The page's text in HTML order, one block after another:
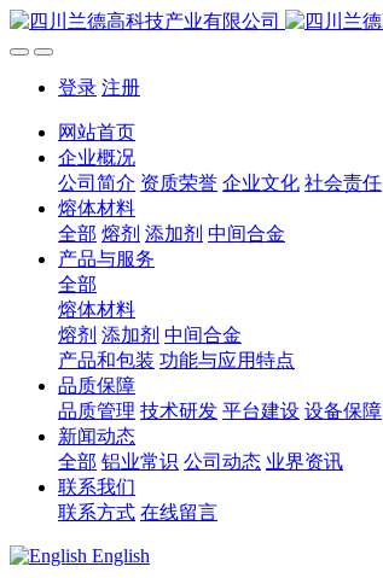
登录 注册
网站首页
企业概况
公司简介 资质荣誉 企业文化 社会责任
熔体材料
全部 熔剂 添加剂 中间合金
产品与服务
全部
熔体材料
熔剂 添加剂 中间合金
产品和包装 功能与应用特点
品质保障
品质管理 技术研发 平台建设 设备保障
新闻动态
全部 铝业常识 公司动态 业界资讯
联系我们
联系方式 在线留言
English